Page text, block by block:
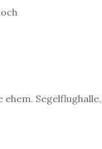
ehem. Segelflughalle,